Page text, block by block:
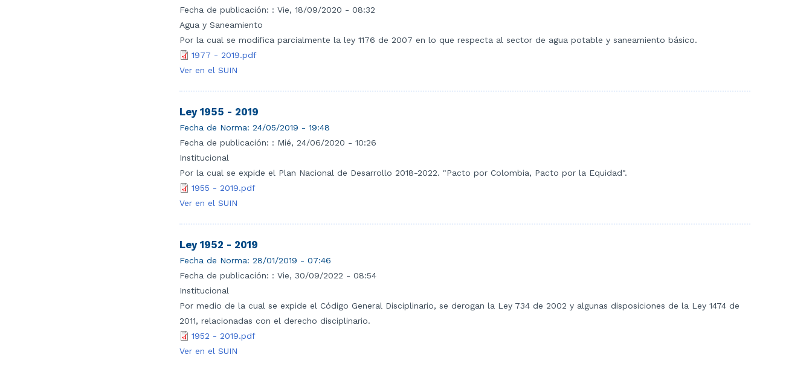
Fecha de publicación: : Vie, 18/09/2020 - 08:32
Agua y Saneamiento
Por la cual se modifica parcialmente la ley 1176 de 2007 en lo que respecta al sector de agua potable y saneamiento básico.
1977 - 2019.pdf
Ver en el SUIN
Ley 1955 - 2019
Fecha de Norma: 24/05/2019 - 19:48
Fecha de publicación: : Mié, 24/06/2020 - 10:26
Institucional
Por la cual se expide el Plan Nacional de Desarrollo 2018-2022. "Pacto por Colombia, Pacto por la Equidad".
1955 - 2019.pdf
Ver en el SUIN
Ley 1952 - 2019
Fecha de Norma: 28/01/2019 - 07:46
Fecha de publicación: : Vie, 30/09/2022 - 08:54
Institucional
Por medio de la cual se expide el Código General Disciplinario, se derogan la Ley 734 de 2002 y algunas disposiciones de la Ley 1474 de
2011, relacionadas con el derecho disciplinario.
1952 - 2019.pdf
Ver en el SUIN